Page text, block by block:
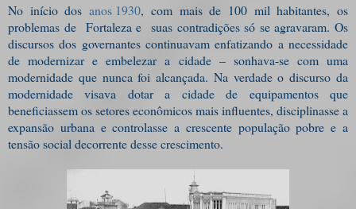
No início dosanos 1930, com mais de 100 mil habitantes, os
problemas de Fortaleza e suas contradições só se agravaram. Os
discursos dos governantes continuavam enfatizando a necessidade
de modernizar e embelezar a cidade – sonhava-se com uma
modernidade que nunca foi alcançada. Na verdade o discurso da
modernidade visava dotar a cidade de equipamentos que
beneficiassem os setores econômicos mais influentes, disciplinasse a
expansão urbana e controlasse a crescente população pobre e a
tensão social decorrente desse crescimento.